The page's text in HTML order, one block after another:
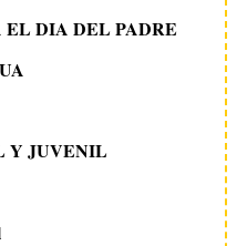
DIA DEL PADRE
Y JUVENIL